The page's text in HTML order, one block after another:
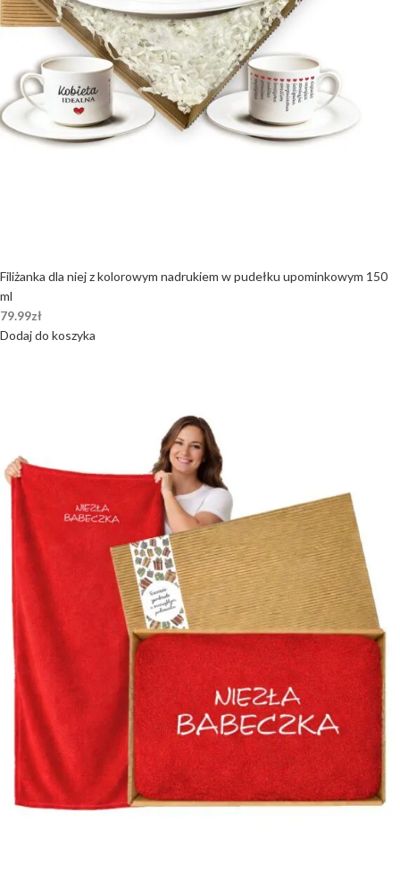
Filiżanka dla niej z kolorowym nadrukiem w pudełku upominkowym 150
ml
79.99zł
Dodaj do koszyka